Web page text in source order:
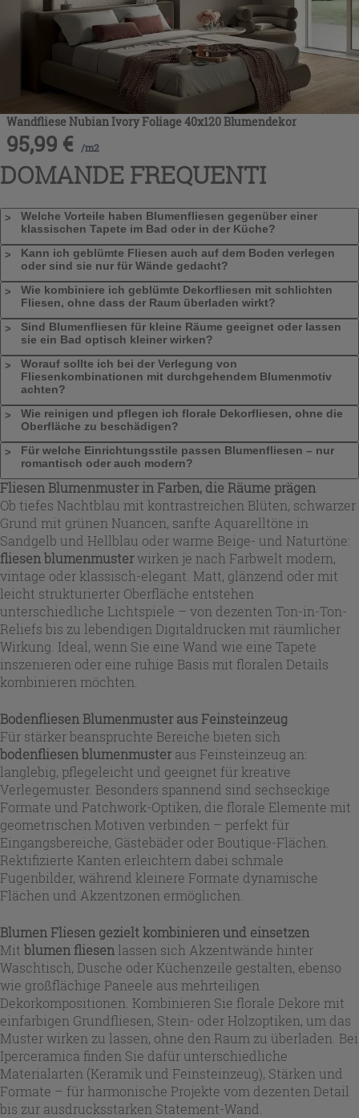
Wandfliese Nubian Ivory Foliage 40x120 Blumendekor
95,99 € /m2
DOMANDE FREQUENTI
Welche Vorteile haben Blumenfliesen gegenüber einer
klassischen Tapete im Bad oder in der Küche?
Kann ich geblümte Fliesen auch auf dem Boden verlegen
oder sind sie nur für Wände gedacht?
Wie kombiniere ich geblümte Dekorfliesen mit schlichten
Fliesen, ohne dass der Raum überladen wirkt?
Sind Blumenfliesen für kleine Räume geeignet oder lassen
sie ein Bad optisch kleiner wirken?
Worauf sollte ich bei der Verlegung von
Fliesenkombinationen mit durchgehendem Blumenmotiv
achten?
Wie reinigen und pflegen ich florale Dekorfliesen, ohne die
Oberfläche zu beschädigen?
Für welche Einrichtungsstile passen Blumenfliesen – nur
romantisch oder auch modern?
Fliesen Blumenmuster in Farben, die Räume prägen
Ob tiefes Nachtblau mit kontrastreichen Blüten, schwarzer
Grund mit grünen Nuancen, sanfte Aquarelltöne in
Sandgelb und Hellblau oder warme Beige- und Naturtöne:
fliesen blumenmusterwirken je nach Farbwelt modern,
vintage oder klassisch-elegant. Matt, glänzend oder mit
leicht strukturierter Oberfläche entstehen
unterschiedliche Lichtspiele – von dezenten Ton-in-Ton-
Reliefs bis zu lebendigen Digitaldrucken mit räumlicher
Wirkung. Ideal, wenn Sie eine Wand wie eine Tapete
inszenieren oder eine ruhige Basis mit floralen Details
kombinieren möchten.
Bodenfliesen Blumenmuster aus Feinsteinzeug
Für stärker beanspruchte Bereiche bieten sich
bodenfliesen blumenmusteraus Feinsteinzeug an:
langlebig, pflegeleicht und geeignet für kreative
Verlegemuster. Besonders spannend sind sechseckige
Formate und Patchwork-Optiken, die florale Elemente mit
geometrischen Motiven verbinden – perfekt für
Eingangsbereiche, Gästebäder oder Boutique-Flächen.
Rektifizierte Kanten erleichtern dabei schmale
Fugenbilder, während kleinere Formate dynamische
Flächen und Akzentzonen ermöglichen.
Blumen Fliesen gezielt kombinieren und einsetzen
Mit blumen fliesen lassen sich Akzentwände hinter
Waschtisch, Dusche oder Küchenzeile gestalten, ebenso
wie großflächige Paneele aus mehrteiligen
Dekorkompositionen. Kombinieren Sie florale Dekore mit
einfarbigen Grundfliesen, Stein- oder Holzoptiken, um das
Muster wirken zu lassen, ohne den Raum zu überladen. Bei
Iperceramica finden Sie dafür unterschiedliche
Materialarten (Keramik und Feinsteinzeug), Stärken und
Formate – für harmonische Projekte vom dezenten Detail
bis zur ausdrucksstarken Statement-Wand.